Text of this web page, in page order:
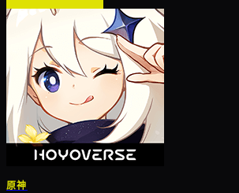
原神